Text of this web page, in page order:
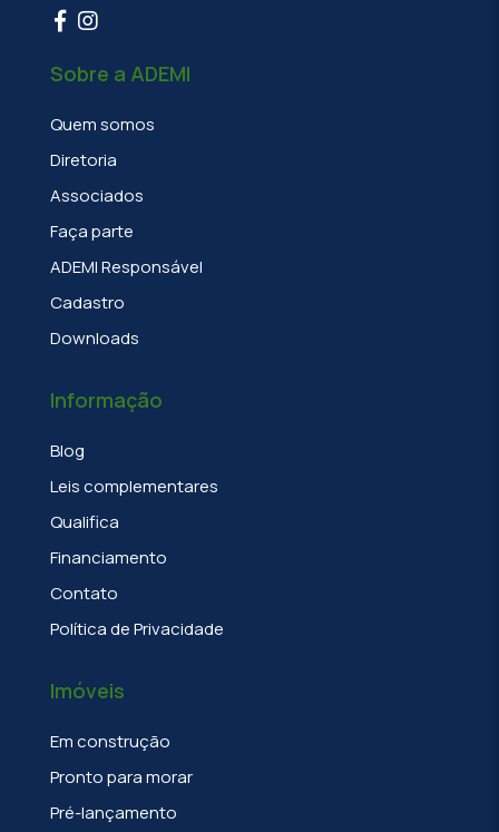
Sobre a ADEMI
Quem somos
Diretoria
Associados
Faça parte
ADEMI Responsável
Cadastro
Downloads
Informação
Blog
Leis complementares
Qualifica
Financiamento
Contato
Política de Privacidade
Imóveis
Em construção
Pronto para morar
Pré-lançamento